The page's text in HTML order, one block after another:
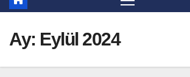
Ay: Eylül 2024